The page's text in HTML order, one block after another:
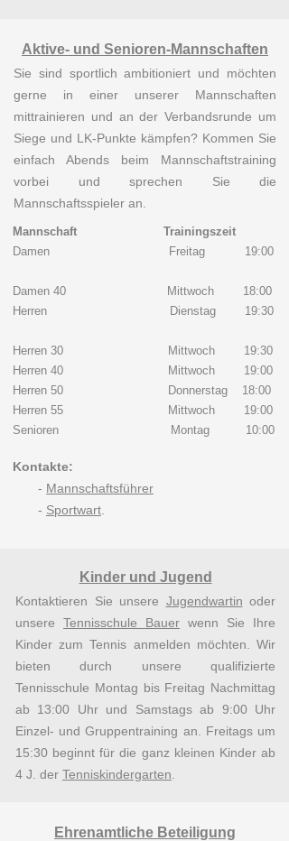
Aktive- und Senioren-Mannschaften
Sie sind sportlich ambitioniert und möchten
gerne in einer unserer Mannschaften
mittrainieren und an der Verbandsrunde um
Siege und LK-Punkte kämpfen? Kommen Sie
einfach Abends beim Mannschaftstraining
vorbei und sprechen Sie die
Mannschaftsspieler an.
Mannschaft Trainingszeit
Damen Freitag 19:00
Damen 40 Mittwoch 18:00
Herren Dienstag 19:30
Herren 30 Mittwoch 19:30
Herren 40 Mittwoch 19:00
Herren 50 Donnerstag 18:00
Herren 55 Mittwoch 19:00
Senioren Montag 10:00
Kontakte:
- Mannschaftsführer
- Sportwart
Kinder und Jugend
Kontaktieren Sie unsere Jugendwartin oder
unsere Tennisschule Bauer wenn Sie Ihre
Kinder zum Tennis anmelden möchten. Wir
bieten durch unsere qualifizierte
Tennisschule Montag bis Freitag Nachmittag
ab 13:00 Uhr und Samstags ab 9:00 Uhr
Einzel- und Gruppentraining an. Freitags um
15:30 beginnt für die ganz kleinen Kinder ab
4 J. der Tenniskindergarten
Ehrenamtliche Beteiligung